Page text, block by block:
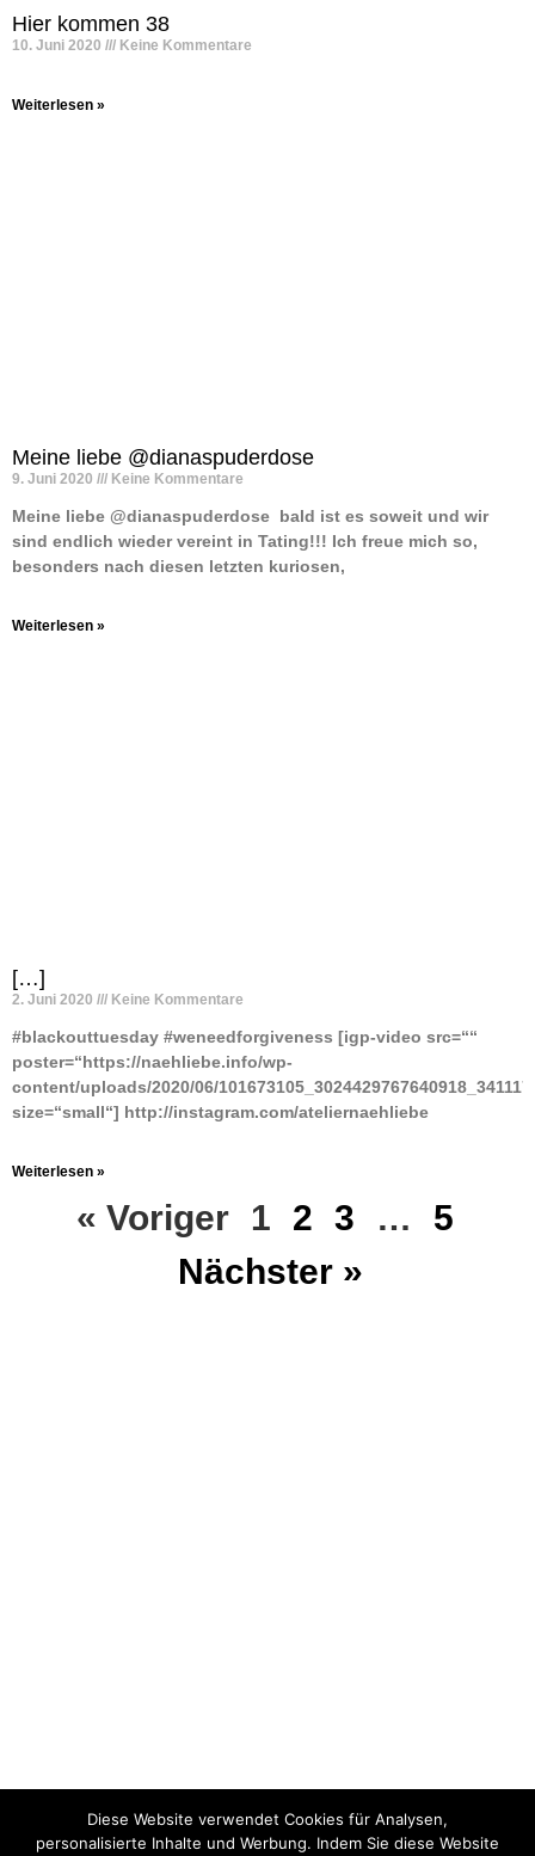
Hier kommen 38
10. Juni 2020 Keine Kommentare
Weiterlesen »
Meine liebe @dianaspuderdose
9. Juni 2020 Keine Kommentare
Meine liebe @dianaspuderdose ️ bald ist es soweit und wir
sind endlich wieder vereint in Tating!!! Ich freue mich so,
besonders nach diesen letzten kuriosen,
Weiterlesen »
[…]
2. Juni 2020 Keine Kommentare
#blackouttuesday #weneedforgiveness [igp-video src=““
poster=“https://naehliebe.info/wp-
content/uploads/2020/06/
size=“small“] http://instagram.com/ateliernaehliebe
Weiterlesen »
« Voriger 1 2 3 …
5
Nächster »
Diese Website verwendet Cookies für Analysen,
personalisierte Inhalte und Werbung. Indem Sie diese Website